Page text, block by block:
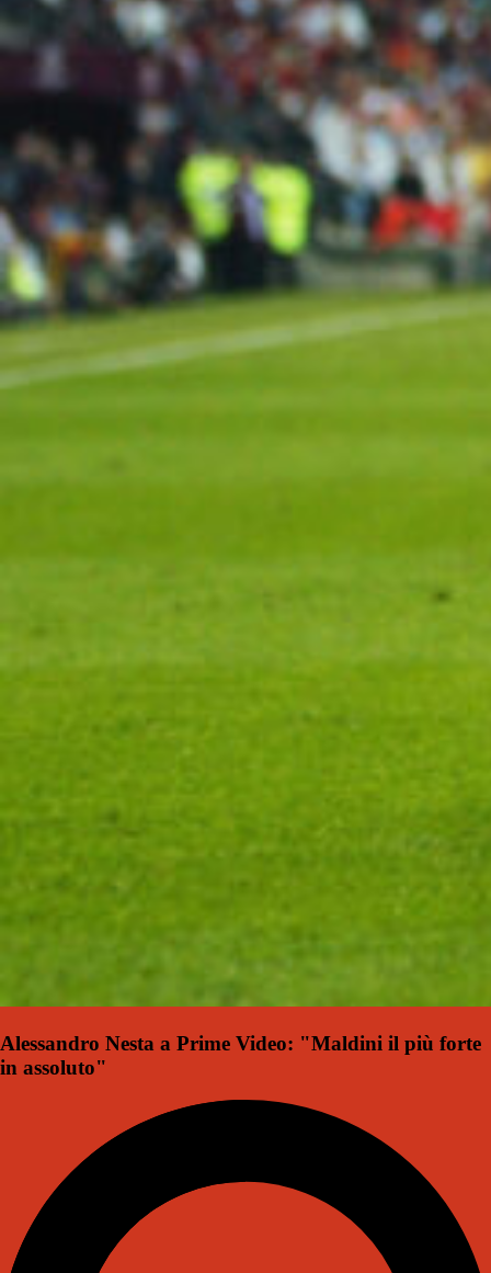
Alessandro Nesta a Prime Video: "Maldini il più forte
in assoluto"